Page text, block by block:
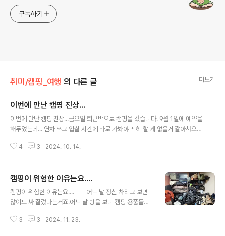
구독하기
취미/캠핑_여행 의 다른 글 더보기
이번에 만난 캠핑 진상...
이번에 만난 캠핑 진상...금요일 퇴근박으로 캠핑을 갔습니다. 9월 1일에 예약을
해두었는데... 연차 쓰고 입실 시간에 바로 가봐야 딱히 할 게 없을거 같아서요.7
리 잡고 즐기고 있더군요.텐트를 치고 있는데 바로 옆 사이트에서 한분이 오시
수령액이 얼마니... 얘기하는걸 보니 65세 넘은 3분 정도 있더군요.세팅하고 불
피워서 배 채우고 불멍을 하고 있는데..끼리 끼리 즐기는 사람들의 대화들이야
뭐 문제 될게 있나요..갑자기 노래를 부르기 시작합니다. O____O;;뭐 ..
4 3 2024. 10. 14.
캠핑이 위험한 이유는요....
캠핑이 위험한 이유는요.... 어느 날 정신 차리고 보면
많이도 싸 질렀다는거죠.어느 날 방을 보니 캠핑 용품들이
거.. 누워져있는거.. 바닥에 깔려있는 것등...도대체 발을 놓
3 3 2024. 11. 23.